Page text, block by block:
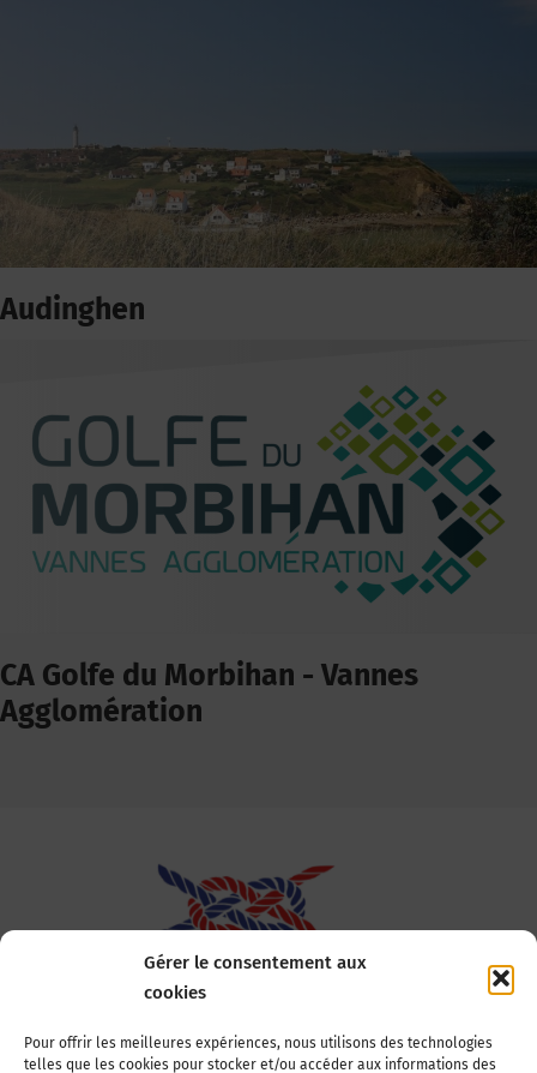
Gérer le consentement aux
cookies
Pour offrir les meilleures expériences, nous utilisons des technologies
telles que les cookies pour stocker et/ou accéder aux informations des
Audinghen
CA Golfe du Morbihan - Vannes
Agglomération
Association Nationale des Elus des Littoraux